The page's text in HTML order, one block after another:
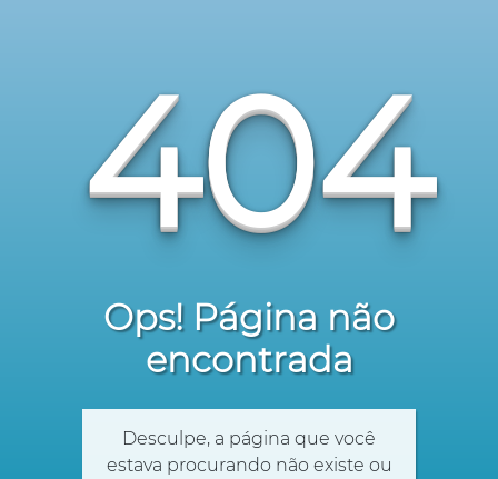
404
Ops! Página não
encontrada
Desculpe, a página que você
estava procurando não existe ou